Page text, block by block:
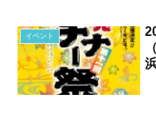
イベント